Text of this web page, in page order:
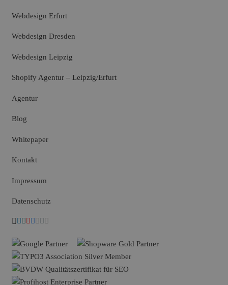
Webdesign Erfurt
Webdesign Dresden
Webdesign Leipzig
Shopify Agentur – Leipzig/Erfurt
Agentur
Blog
Whitepaper
Kontakt
Impressum
Datenschutz